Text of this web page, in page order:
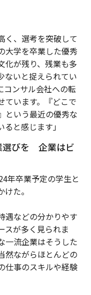
く、選考を突破して
大学を卒業した優秀
化が残り、残業も多
ないと捉えられてい
コンサル会社への転
ています。『どこで
という最近の優秀な
と感じます」
選びを 企業はビ
年卒業予定の学生と
た。
遇などの分かりやす
スが多く見られま
一流企業はそうした
然ながらほとんどの
仕事のスキルや経験